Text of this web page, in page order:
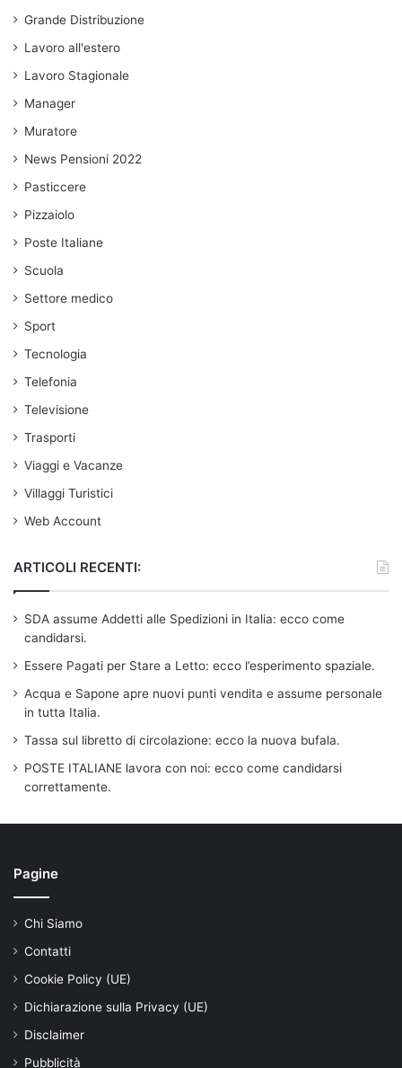
Grande Distribuzione
Lavoro all'estero
Lavoro Stagionale
Manager
Muratore
News Pensioni 2022
Pasticcere
Pizzaiolo
Poste Italiane
Scuola
Settore medico
Sport
Tecnologia
Telefonia
Televisione
Trasporti
Viaggi e Vacanze
Villaggi Turistici
Web Account
ARTICOLI RECENTI:
SDA assume Addetti alle Spedizioni in Italia: ecco come
candidarsi.
Essere Pagati per Stare a Letto: ecco l’esperimento spaziale.
Acqua e Sapone apre nuovi punti vendita e assume personale
in tutta Italia.
Tassa sul libretto di circolazione: ecco la nuova bufala.
POSTE ITALIANE lavora con noi: ecco come candidarsi
correttamente.
Pagine
Chi Siamo
Contatti
Cookie Policy (UE)
Dichiarazione sulla Privacy (UE)
Disclaimer
Pubblicità